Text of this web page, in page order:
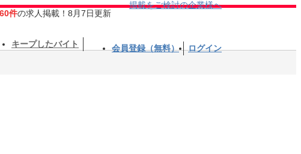
件の求人掲載！8月7日更新
掲載をご検討の企業様へ
キープしたバイト 会員登録（無料） ログイン